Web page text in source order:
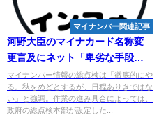
マイナンバー関連記事
河野大臣のマイナカード名称変
更言及にネット「卑劣な手段」
「事の本質を全く理解していな
い」
マイナンバー情報の総点検は「徹底的にや
る。秋をめどとするが、日程ありきではな
い」と強調。作業の進み具合によっては、
政府の総点検本部が設定した...